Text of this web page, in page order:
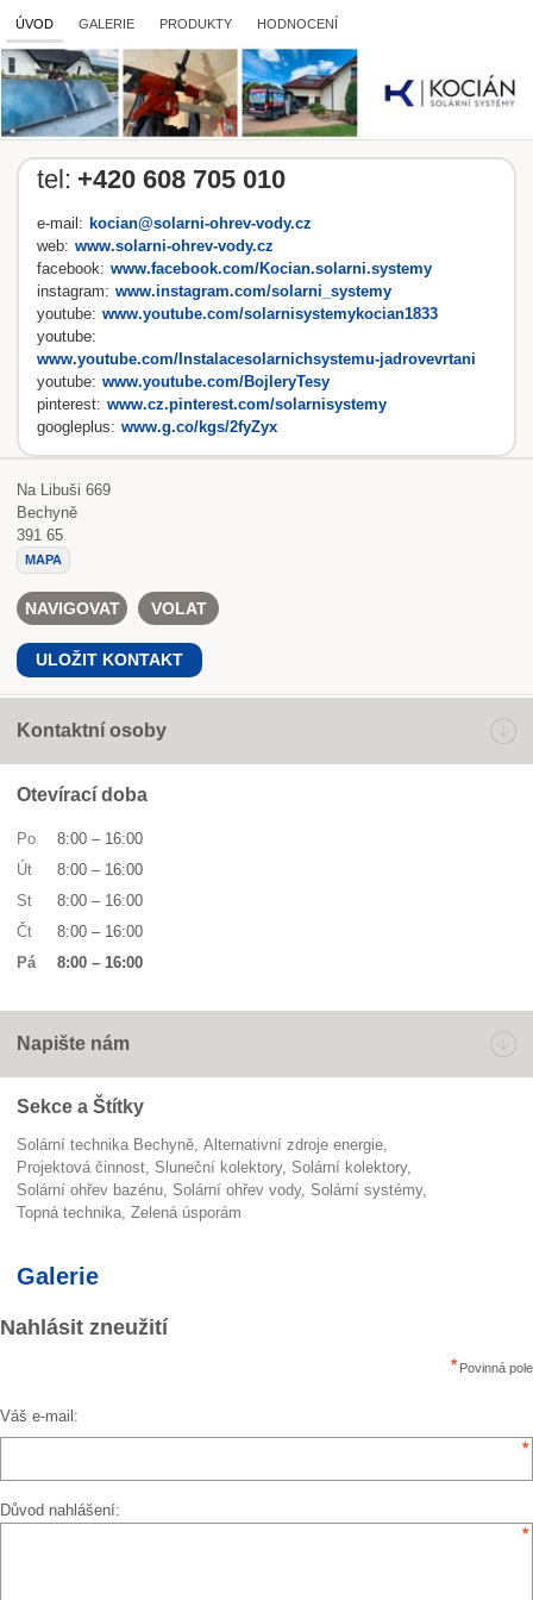
ÚVOD GALERIE PRODUKTY HODNOCENÍ
tel: +420 608 705 010
e-mail: kocian@solarni-ohrev-vody.cz
web: www.solarni-ohrev-vody.cz
facebook: www.facebook.com/Kocian.solarni.systemy
instagram: www.instagram.com/solarni_systemy
youtube: www.youtube.com/solarnisystemykocian1833
youtube:
www.youtube.com/Instalacesolarnichsystemu-jadrovevrtani
youtube: www.youtube.com/BojleryTesy
pinterest: www.cz.pinterest.com/solarnisystemy
googleplus: www.g.co/kgs/2fyZyx
Na Libuši 669
Bechyně
391 65
MAPA
NAVIGOVAT VOLAT
ULOŽIT KONTAKT
Kontaktní osoby
Otevírací doba
Po 8:00 – 16:00
Út
8:00 – 16:00
St
8:00 – 16:00
Čt
8:00 – 16:00
Pá
8:00 – 16:00
Napište nám
Sekce a Štítky
Solární technika Bechyně
alternativní zdroje energie
projektová činnost
sluneční kolektory
solární kolektory
solární ohřev bazénu
solární ohřev vody
solární systémy
topná technika
zelená úsporám
Galerie
Nahlásit zneužití
Povinná pole
Váš e-mail:
Důvod nahlášení: